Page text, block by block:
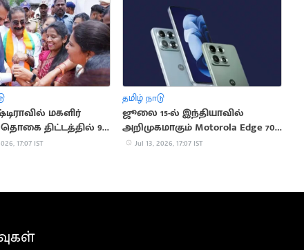
மகளிர்
திட்டத்தில் 92
நீக்கம்
17:07 IST
தமிழ் நாடு
ஜூலை 15-ல் இந்தியாவில்
அறிமுகமாகும் Motorola Edge 70
MaxJul 13, 2026, 17:07 IST